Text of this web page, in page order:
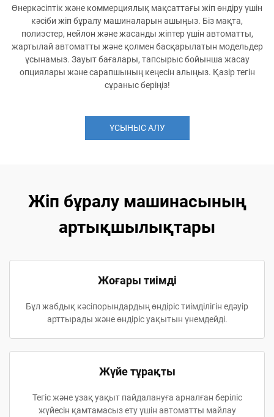
Өнеркәсіптік және коммерциялық мақсаттағы жіп өндіру үшін
кәсіби жіп бұралу машиналарын ашыңыз. Біз мақта,
полиэстер, нейлон және жасанды жіптер үшін автоматты,
жартылай автоматты және қолмен басқарылатын модельдер
ұсынамыз. Зауыт бағалары, тапсырыс бойынша жасау
опциялары және сарапшының кеңесін алыңыз. Қазір тегін
сұраныс беріңіз!
ҰСЫНЫС АЛУ
Жіп бұралу машинасының
артықшылықтары
Жоғары тиімді
Бұл жабдық кәсіпорындардың өндіріс тиімділігін едәуір
арттырады және өндіріс уақытын үнемдейді.
Жүйе тұрақты
Тегіс және ұзақ уақыт пайдалануға арналған беріліс
жүйесін қамтамасыз ету үшін автоматты майлау